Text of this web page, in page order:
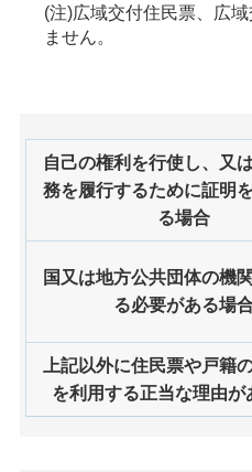
(注)広域交付住民票、広
ません。
自己の権利を行使し、又
務を履行するために証明
る場合
国又は地方公共団体の機
る必要がある場
上記以外に住民票や戸籍
を利用する正当な理由が